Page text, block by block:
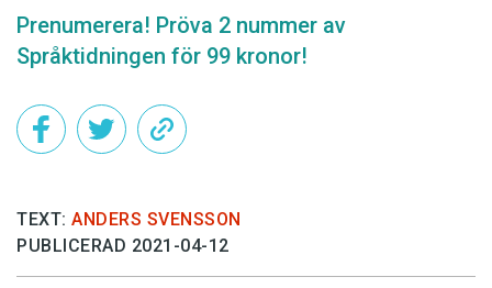
Prenumerera! Pröva 2 nummer av
Språktidningen för 99 kronor!
TEXT: ANDERS SVENSSON
PUBLICERAD 2021-04-12